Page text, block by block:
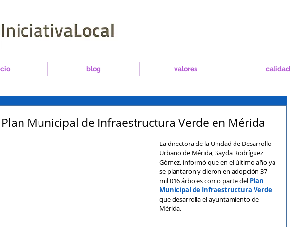
blog valores calidad
Municipal de Infraestructura Verde en Mérida
La directora de la Unidad de Desarrollo
Urbano de Mérida, Sayda Rodríguez
Gómez, informó que en el último año ya
se plantaron y dieron en adopción 37
mil 016 árboles como parte del Plan
Municipal de Infraestructura Verde
que desarrolla el ayuntamiento de
Mérida.